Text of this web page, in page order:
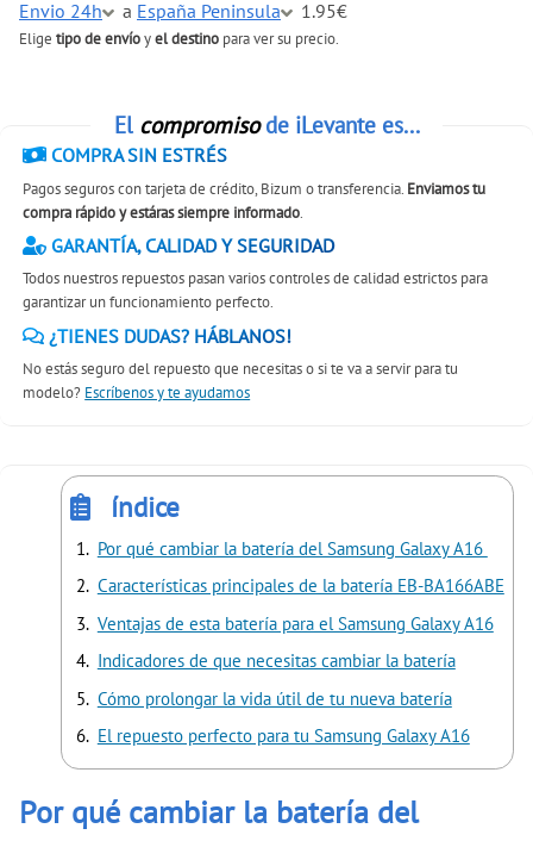
Envio 24h
a España Peninsula 1.95€
Elige tipo de envíoyel destino para ver su precio.
El compromisode iLevante es...
COMPRA SIN ESTRÉS
Pagos seguros con tarjeta de crédito, Bizum o transferencia. Enviamos tu
compra rápido y estáras siempre informado.
GARANTÍA, CALIDAD Y SEGURIDAD
Todos nuestros repuestos pasan varios controles de calidad estrictos para
garantizar un funcionamiento perfecto.
¿TIENES DUDAS? HÁBLANOS!
No estás seguro del repuesto que necesitas o si te va a servir para tu
modelo? Escríbenos y te ayudamos
índice
Por qué cambiar la batería del Samsung Galaxy A16
Características principales de la batería EB-BA166ABE
Ventajas de esta batería para el Samsung Galaxy A16
Indicadores de que necesitas cambiar la batería
Cómo prolongar la vida útil de tu nueva batería
El repuesto perfecto para tu Samsung Galaxy A16
Por qué cambiar la batería del